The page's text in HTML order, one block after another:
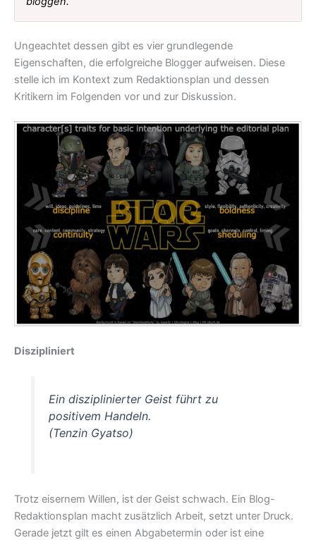
Ungeachtet dessen gibt es vier grundlegende
Eigenschaften, die erfolgreiche Blogger aufweisen. Diese
stelle ich im Kontext zum Redaktionsplan und dessen
Kritikern im Folgenden vor und zur Diskussion.
Diszipliniert
Ein disziplinierter Geist führt zu
positivem Handeln.
(Tenzin Gyatso)
Trotz eisernem Willen, ist der Geist schwach. Ein Blog-
Redaktionsplan macht zusätzlich Arbeit, setzt unter Druck.
Gerade jetzt gilt es einen Abgabetermin oder ist eine